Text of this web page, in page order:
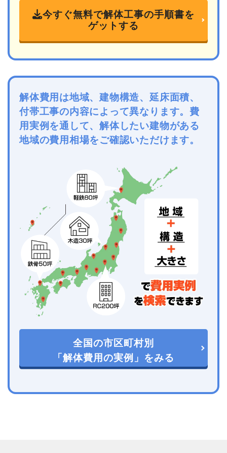
今すぐ無料で解体工事の手順書を
ゲットする
解体費用は地域、建物構造、延床面積、
付帯工事の内容によって異なります。費
用実例を通して、解体したい建物がある
地域の費用相場をご確認いただけます。
全国の市区町村別
「解体費用の実例」をみる